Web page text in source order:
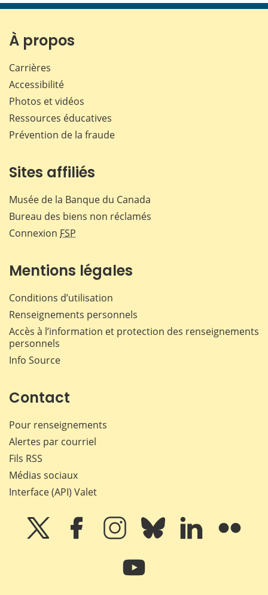
page page page page
À propos
Carrières
Accessibilité
Photos et vidéos
Ressources éducatives
Prévention de la fraude
Sites affiliés
Musée de la Banque du Canada
Bureau des biens non réclamés
Connexion FSP
Mentions légales
Conditions d’utilisation
Renseignements personnels
Accès à l’information et protection des renseignements
personnels
Info Source
Contact
Pour renseignements
Alertes par courriel
Fils RSS
Médias sociaux
Interface (API) Valet